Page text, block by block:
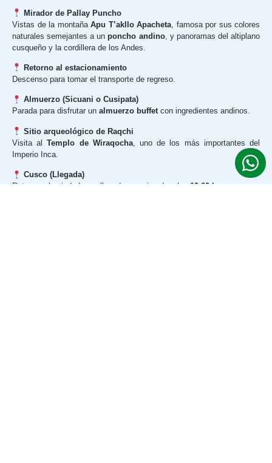
Mirador de Pallay Puncho
Vistas de la montaña Apu T’akllo Apacheta , famosa por sus colores
naturales semejantes a unponcho andino, y panoramas del altiplano
cusqueño y la cordillera de los Andes.
Retorno al estacionamiento
Descenso para tomar el transporte de regreso.
Almuerzo (Sicuani o Cusipata)
Parada para disfrutar un almuerzo buffetcon ingredientes andinos.
Sitio arqueológico de Raqchi
Visita alTemplo de Wiraqocha, uno de los más importantes del
Imperio Inca.
Cusco (Llegada)
Retorno a la ciudad, con llegada aproximada a las 19:00 horas